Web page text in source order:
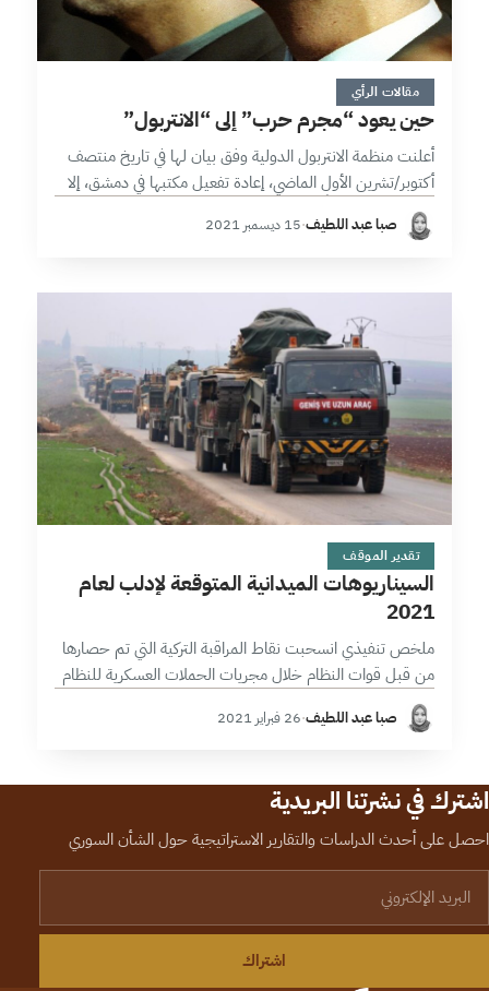
6 دقائق
مقالات الرأي
حين يعود “مجرم حرب” إلى “الانتربول”
أعلنت منظمة الانتربول الدولية وفق بيان لها في تاريخ منتصف
أكتوبر/تشرين الأول الماضي، إعادة تفعيل مكتبها في دمشق، إلا
أن هذا القرار (وفقاً للبيان) لا يعكس أي موقف للمنظمة تجاه…
صبا عبد اللطيف·15 ديسمبر 2021
9 دقائق
تقدير الموقف
السيناريوهات الميدانية المتوقعة لإدلب لعام
2021
ملخص تنفيذي انسحبت نقاط المراقبة التركية التي تم حصارها
من قبل قوات النظام خلال مجريات الحملات العسكرية للنظام
في إدلب وحماة وحلب وإعادة تموضعها في أماكن مختلفة وهذا
يدل بطبيعة…
صبا عبد اللطيف·26 فبراير 2021
اشترك في نشرتنا البريدية
احصل على أحدث الدراسات والتقارير الاستراتيجية حول الشأن السوري
اشتراك